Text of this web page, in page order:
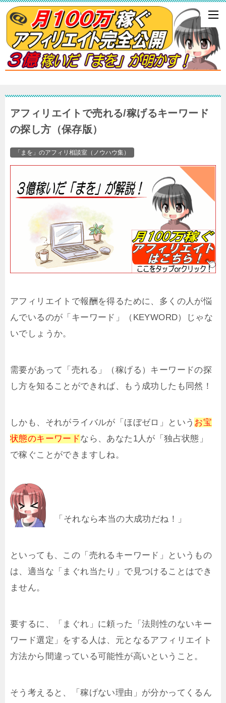
アフィリエイトで売れる/稼げるキーワード
の探し方（保存版）
「まを」のアフィリ相談室（ノウハウ集）
アフィリエイトで報酬を得るために、多くの人が悩
んでいるのが「キーワード」（KEYWORD）じゃな
いでしょうか。
需要があって「売れる」（稼げる）キーワードの探
し方を知ることができれば、もう成功したも同然！
しかも、それがライバルが「ほぼゼロ」という お宝
状態のキーワードなら、あなた1人が「独占状態」
で稼ぐことができますしね。
「それなら本当の大成功だね！」
といっても、この「売れるキーワード」というもの
は、適当な「まぐれ当たり」で見つけることはでき
ません。
要するに、「まぐれ」に頼った「法則性のないキー
ワード選定」をする人は、元となるアフィリエイト
方法から間違っている可能性が高いということ。
そう考えると、「稼げない理由」が分かってくるん